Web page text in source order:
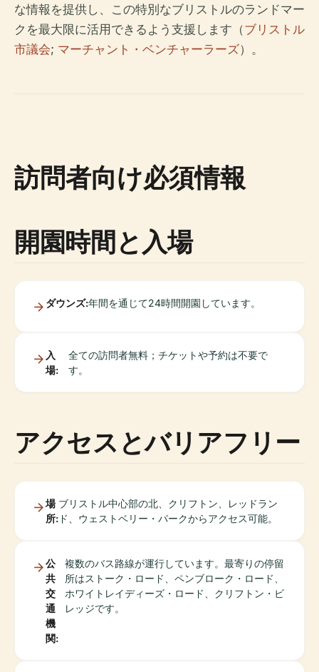
な情報を提供し、この特別なブリストルのランドマー
クを最大限に活用できるよう支援します（ブリストル
市議会; マーチャント・ベンチャーラーズ）。
訪問者向け必須情報
開園時間と入場
ダウンズ:年間を通じて24時間開園しています。
入
場:
全ての訪問者無料；チケットや予約は不要で
す。
アクセスとバリアフリー
場
所:
ブリストル中心部の北、クリフトン、レッドラン
ド、ウェストベリー・パークからアクセス可能。
公
共
交
通
機
関:
複数のバス路線が運行しています。最寄りの停留
所はストーク・ロード、ペンブローク・ロード、
ホワイトレイディーズ・ロード、クリフトン・ビ
レッジです。